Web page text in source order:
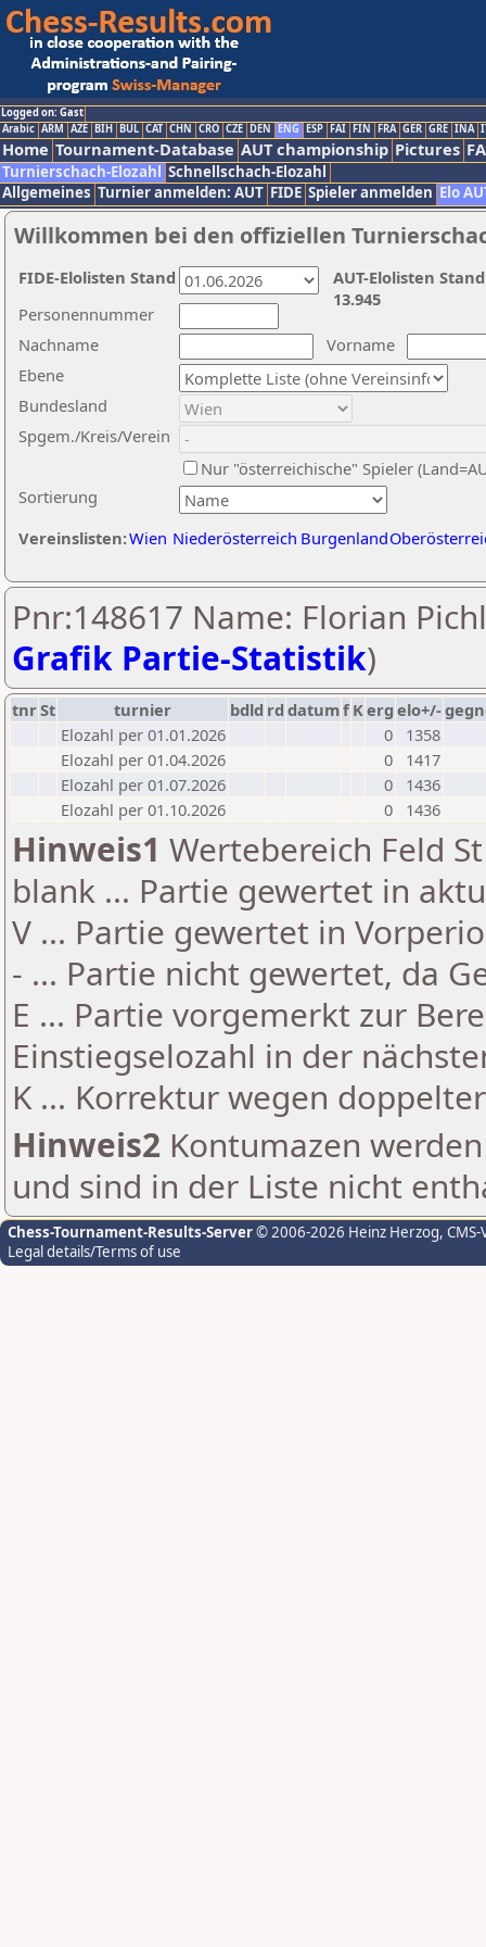
Logged on: Gast
Arabic ARM AZE BIH BUL CAT CHN CRO CZE DEN ENG ESP FAI FIN FRA GER GRE INA
Home Tournament-Database AUT championship Pictures
Turnierschach-Elozahl Schnellschach-Elozahl
Allgemeines Turnier anmelden: AUT FIDE Spieler anmelden Elo
Willkommen bei den offiziellen
Nachname
Vorname
Ebene
Sortierung
Personennummer
Bundesland
Spgem./Kreis/Verein
Nur "österreichische" Spieler
Vereinslisten:Wien Niederösterreich Burgenland
AUT-Elolisten
13.945
FIDE-Elolisten Stand
Pnr:148617 Name: Florian
Grafik Partie-Statistik)
tnrSt turnier bdld rd datumf Kerg elo+/-
Elozahl per 01.01.2026
0
1358
Elozahl per 01.04.2026
0
1417
Elozahl per 01.07.2026
0
1436
Elozahl per 01.10.2026
0 1436
Hinweis1 Wertebereich Feld
blank ... Partie gewertet in
V ... Partie gewertet in
- ... Partie nicht gewertet, da
E ... Partie vorgemerkt zur
Einstiegselozahl in der
K ... Korrektur wegen
Hinweis2 Kontumazen
und sind in der Liste nicht
Chess-Tournament-Results-Server© 2006-2026 Heinz Herzog,
Legal details/Terms of use